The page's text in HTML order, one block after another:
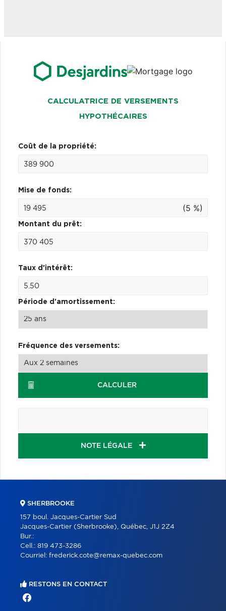
CALCULATRICE DE VERSEMENTS
HYPOTHÉCAIRES
Coût de la propriété:
Mise de fonds:
(5 %)
Montant du prêt:
Taux d'intérêt:
Période d'amortissement:
Fréquence des versements:
CALCULER
NOTE LÉGALE
SHERBROOKE
157 boul. Jacques-Cartier Sud
Jacques-Cartier (Sherbrooke), Québec, J1J 2Z4
Bur.:
Cell.: 819 473-3286
Courriel: frederick.cote@remax-quebec.com
RESTONS EN CONTACT